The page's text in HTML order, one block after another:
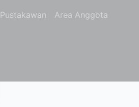
Pustakawan Area Anggota